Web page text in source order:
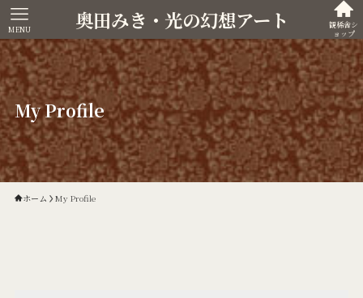
奥田みき・光の幻想アート 観稀舎シ
ョップ
MENU
My Profile
ホーム My Profile